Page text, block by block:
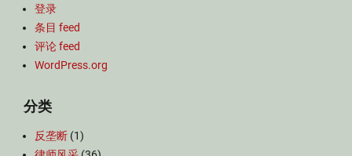
登录
条目 feed
评论 feed
WordPress.org
分类
反垄断 (1)